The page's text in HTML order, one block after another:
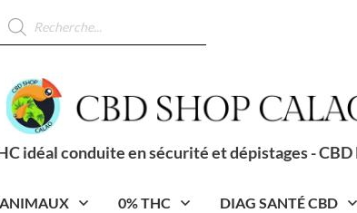
Recherche
de
idéal conduite en sécurité et dépistages -
0% THC DIAG SANTÉ CBD